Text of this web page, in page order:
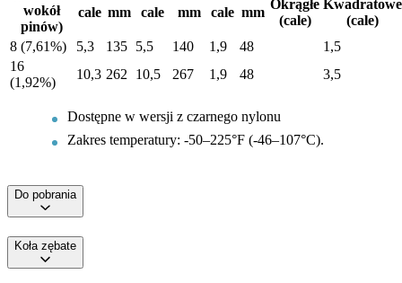
wokół
pinów)
cale mm cale mm cale mm
Okrągłe
(cale)
Kwadratowe
(cale)
8 (7,61%)
5,3 135 5,5 140 1,9 48
1,5
16
(1,92%)
10,3 262 10,5 267 1,9 48 3,5
Dostępne w wersji z czarnego nylonu
Zakres temperatury: -50–225°F (-46–107°C).
Do pobrania
Koła zębate